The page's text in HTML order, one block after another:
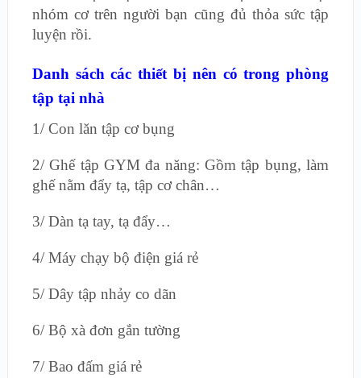
nhóm cơ trên người bạn cũng đủ thỏa sức tập
luyện rồi.
Danh sách các thiết bị nên có trong phòng
tập tại nhà
1/ Con lăn tập cơ bụng
2/ Ghế tập GYM đa năng: Gồm tập bụng, làm
ghế nằm đẩy tạ, tập cơ chân…
3/ Dàn tạ tay, tạ đẩy…
4/ Máy chạy bộ điện giá rẻ
5/ Dây tập nhảy co dãn
6/ Bộ xà đơn gắn tường
7/ Bao đấm giá rẻ